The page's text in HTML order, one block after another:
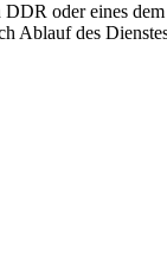
oder eines
Ablauf des